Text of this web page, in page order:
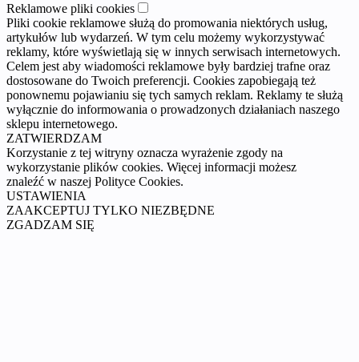
Reklamowe pliki cookies
Pliki cookie reklamowe służą do promowania niektórych usług,
artykułów lub wydarzeń. W tym celu możemy wykorzystywać
reklamy, które wyświetlają się w innych serwisach internetowych.
Celem jest aby wiadomości reklamowe były bardziej trafne oraz
dostosowane do Twoich preferencji. Cookies zapobiegają też
ponownemu pojawianiu się tych samych reklam. Reklamy te służą
wyłącznie do informowania o prowadzonych działaniach naszego
sklepu internetowego.
ZATWIERDZAM
Korzystanie z tej witryny oznacza wyrażenie zgody na
wykorzystanie plików cookies. Więcej informacji możesz
znaleźć w naszej Polityce Cookies.
USTAWIENIA
ZAAKCEPTUJ TYLKO NIEZBĘDNE
ZGADZAM SIĘ